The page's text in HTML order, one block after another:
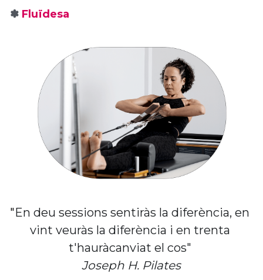
✽ Fluïdesa
"En deu sessions sentiràs la diferència, en
vint veuràs la diferència i en trenta
t'hauràcanviat el cos"
Joseph H. Pilates